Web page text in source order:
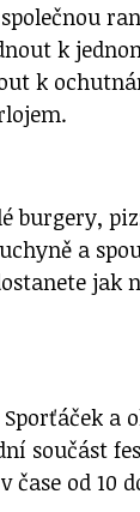
k
k
burgery,
a
jak
a
součást
čase od 10